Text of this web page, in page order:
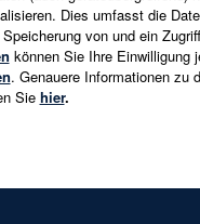
gelten die Datenschutzrichtlinien